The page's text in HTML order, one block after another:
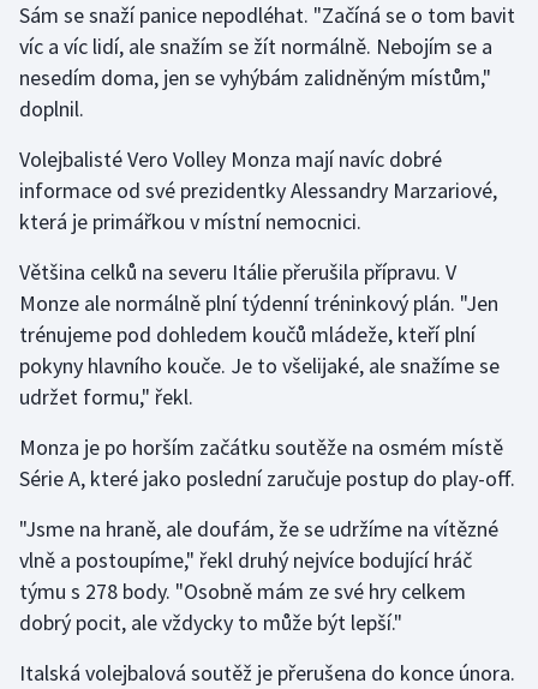
Lezení
Lyže a snowboard
Moderní pětiboj
Motorsport
Olympijské hry
Parasport
Plavání
Plážový volejbal
Ragby
Rychlobruslení
Rychlostní kanoistika
Short track
Sám se snaží panice nepodléhat. "Začíná se o tom bavit
víc a víc lidí, ale snažím se žít normálně. Nebojím se a
nesedím doma, jen se vyhýbám zalidněným místům,"
doplnil.
Volejbalisté Vero Volley Monza mají navíc dobré
informace od své prezidentky Alessandry Marzariové,
která je primářkou v místní nemocnici.
Většina celků na severu Itálie přerušila přípravu. V
Monze ale normálně plní týdenní tréninkový plán. "Jen
trénujeme pod dohledem koučů mládeže, kteří plní
pokyny hlavního kouče. Je to všelijaké, ale snažíme se
udržet formu," řekl.
Monza je po horším začátku soutěže na osmém místě
Série A, které jako poslední zaručuje postup do play-off.
"Jsme na hraně, ale doufám, že se udržíme na vítězné
vlně a postoupíme," řekl druhý nejvíce bodující hráč
týmu s 278 body. "Osobně mám ze své hry celkem
dobrý pocit, ale vždycky to může být lepší."
Italská volejbalová soutěž je přerušena do konce února.